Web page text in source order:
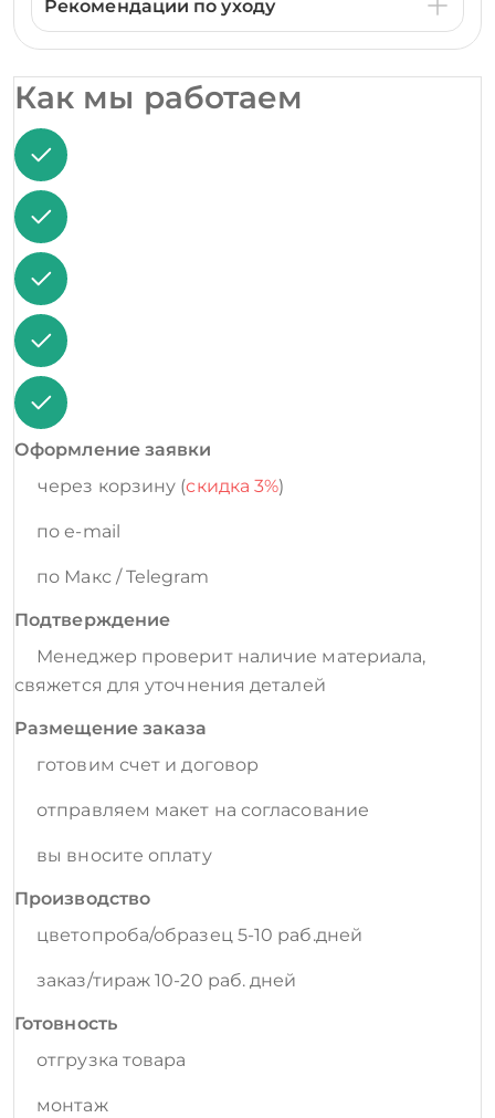
Рекомендации по уходу
Как мы работаем
Оформление заявки
через корзину (скидка 3%)
по e-mail
по Макс / Telegram
Подтверждение
Менеджер проверит наличие материала,
свяжется для уточнения деталей
Размещение заказа
готовим счет и договор
отправляем макет на согласование
вы вносите оплату
Производство
цветопроба/образец 5-10 раб.дней
заказ/тираж 10-20 раб. дней
Готовность
отгрузка товара
монтаж